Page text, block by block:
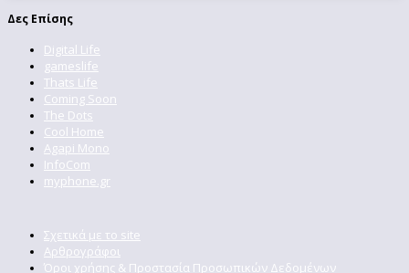
Δες Επίσης
Digital Life
gameslife
Thats Life
Coming Soon
The Dots
Cool Home
Agapi Mono
InfoCom
myphone.gr
Σχετικά με το site
Αρθρογράφοι
Όροι χρήσης & Προστασία Προσωπικών Δεδομένων